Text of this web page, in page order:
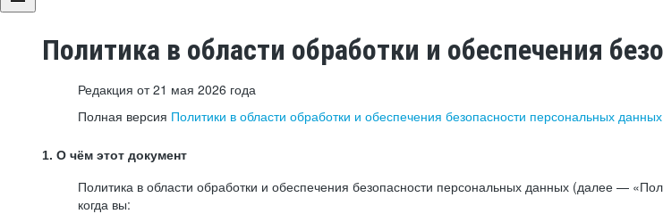
Политика в области обработки и обеспечения
Редакция от 21 мая 2026 года
Полная версия Политики в области обработки и обеспечения безопасности персональных
1. О чём этот документ
Политика в области обработки и обеспечения безопасности персональных данных (далее —
когда вы: